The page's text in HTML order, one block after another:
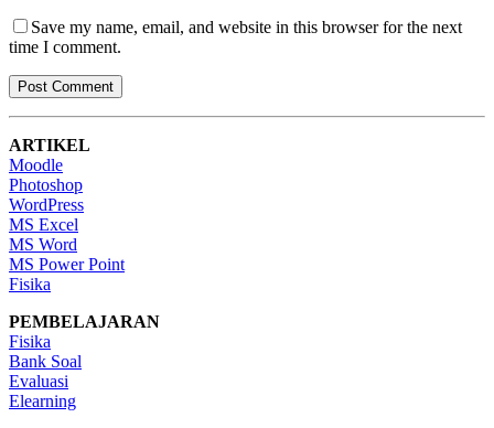
Save my name, email, and website in this browser for the next
time I comment.
ARTIKEL
Moodle
Photoshop
WordPress
MS Excel
MS Word
MS Power Point
Fisika
PEMBELAJARAN
Fisika
Bank Soal
Evaluasi
Elearning